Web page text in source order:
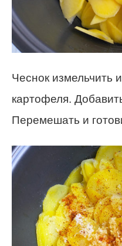
Чеснок измельчить
картофеля.
Перемешать и